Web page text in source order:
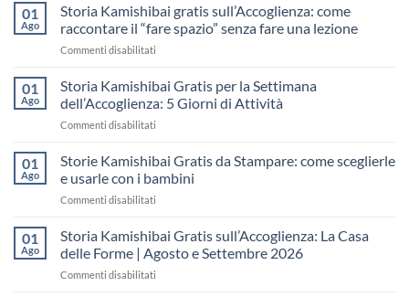
01
Ago
Storia Kamishibai gratis sull’Accoglienza: come
raccontare il “fare spazio” senza fare una lezione
Commenti disabilitati
Kamishibai
gratis
sull’Accoglienza:
il
“fare
una
lezione
01
Ago
Storia Kamishibai Gratis per la Settimana
dell’Accoglienza: 5 Giorni di Attività
Commenti disabilitati
Kamishibai
Gratis
per
dell’Accoglienza:
Giorni
01
Ago
Storie Kamishibai Gratis da Stampare: come sceglierle
e usarle con i bambini
Commenti disabilitati
Kamishibai
Gratis
da
01
Ago
Storia Kamishibai Gratis sull’Accoglienza: La Casa
delle Forme | Agosto e Settembre 2026
Commenti disabilitati